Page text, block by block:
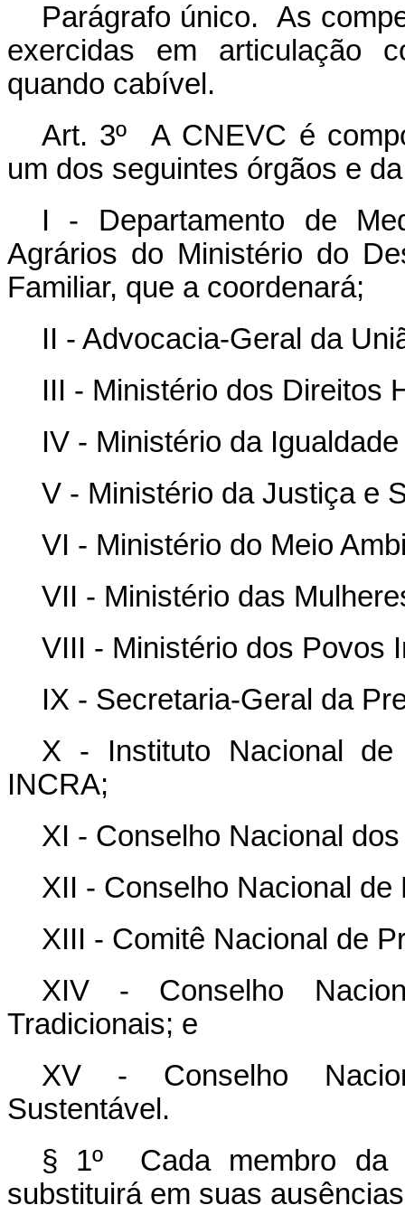
Parágrafo único. As
exercidas em articulação
quando cabível.
Art. 3º A CNEVC é
um dos seguintes órgãos e
I - Departamento de
Agrários do Ministério do
Familiar, que a coordenará;
II - Advocacia-Geral da
III - Ministério dos Direitos
IV - Ministério da
V - Ministério da Justiça e
VI - Ministério do Meio
VII - Ministério das
VIII - Ministério dos Povos
IX - Secretaria-Geral da
X - Instituto Nacional
INCRA;
XI - Conselho Nacional
XII - Conselho Nacional
XIII - Comitê Nacional de
XIV - Conselho
Tradicionais; e
XV - Conselho
Sustentável.
§ 1º Cada membro da
substituirá em suas